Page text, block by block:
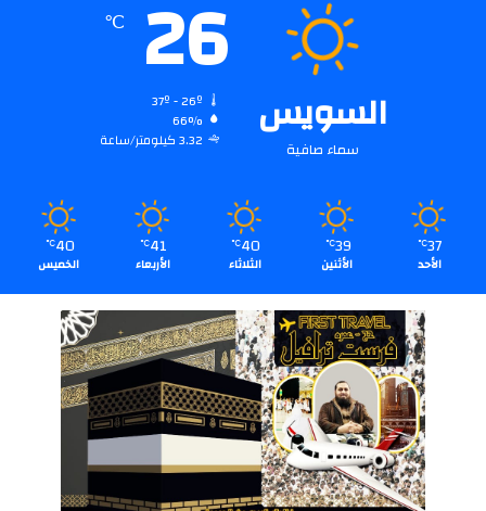
السويس
سماء صافية
26
℃
66%
3.32 كيلومتر/ساعة
37
℃
الأحد
39
℃
الأثنين
40
℃
الثلاثاء
41
℃
الأربعاء
40
℃
الخميس